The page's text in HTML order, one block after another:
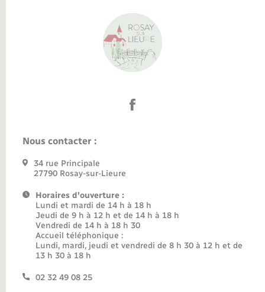
Nous contacter :
34 rue Principale
27790 Rosay-sur-Lieure
Horaires d'ouverture :
Lundi et mardi de 14 h à 18 h
Jeudi de 9 h à 12 h et de 14 h à 18 h
Vendredi de 14 h à 18 h 30
Accueil téléphonique :
Lundi, mardi, jeudi et vendredi de 8 h 30 à 12 h et de
13 h 30 à 18 h
02 32 49 08 25